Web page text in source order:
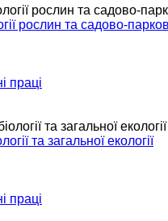
рослин та садово-
праці
та загальної екології
праці